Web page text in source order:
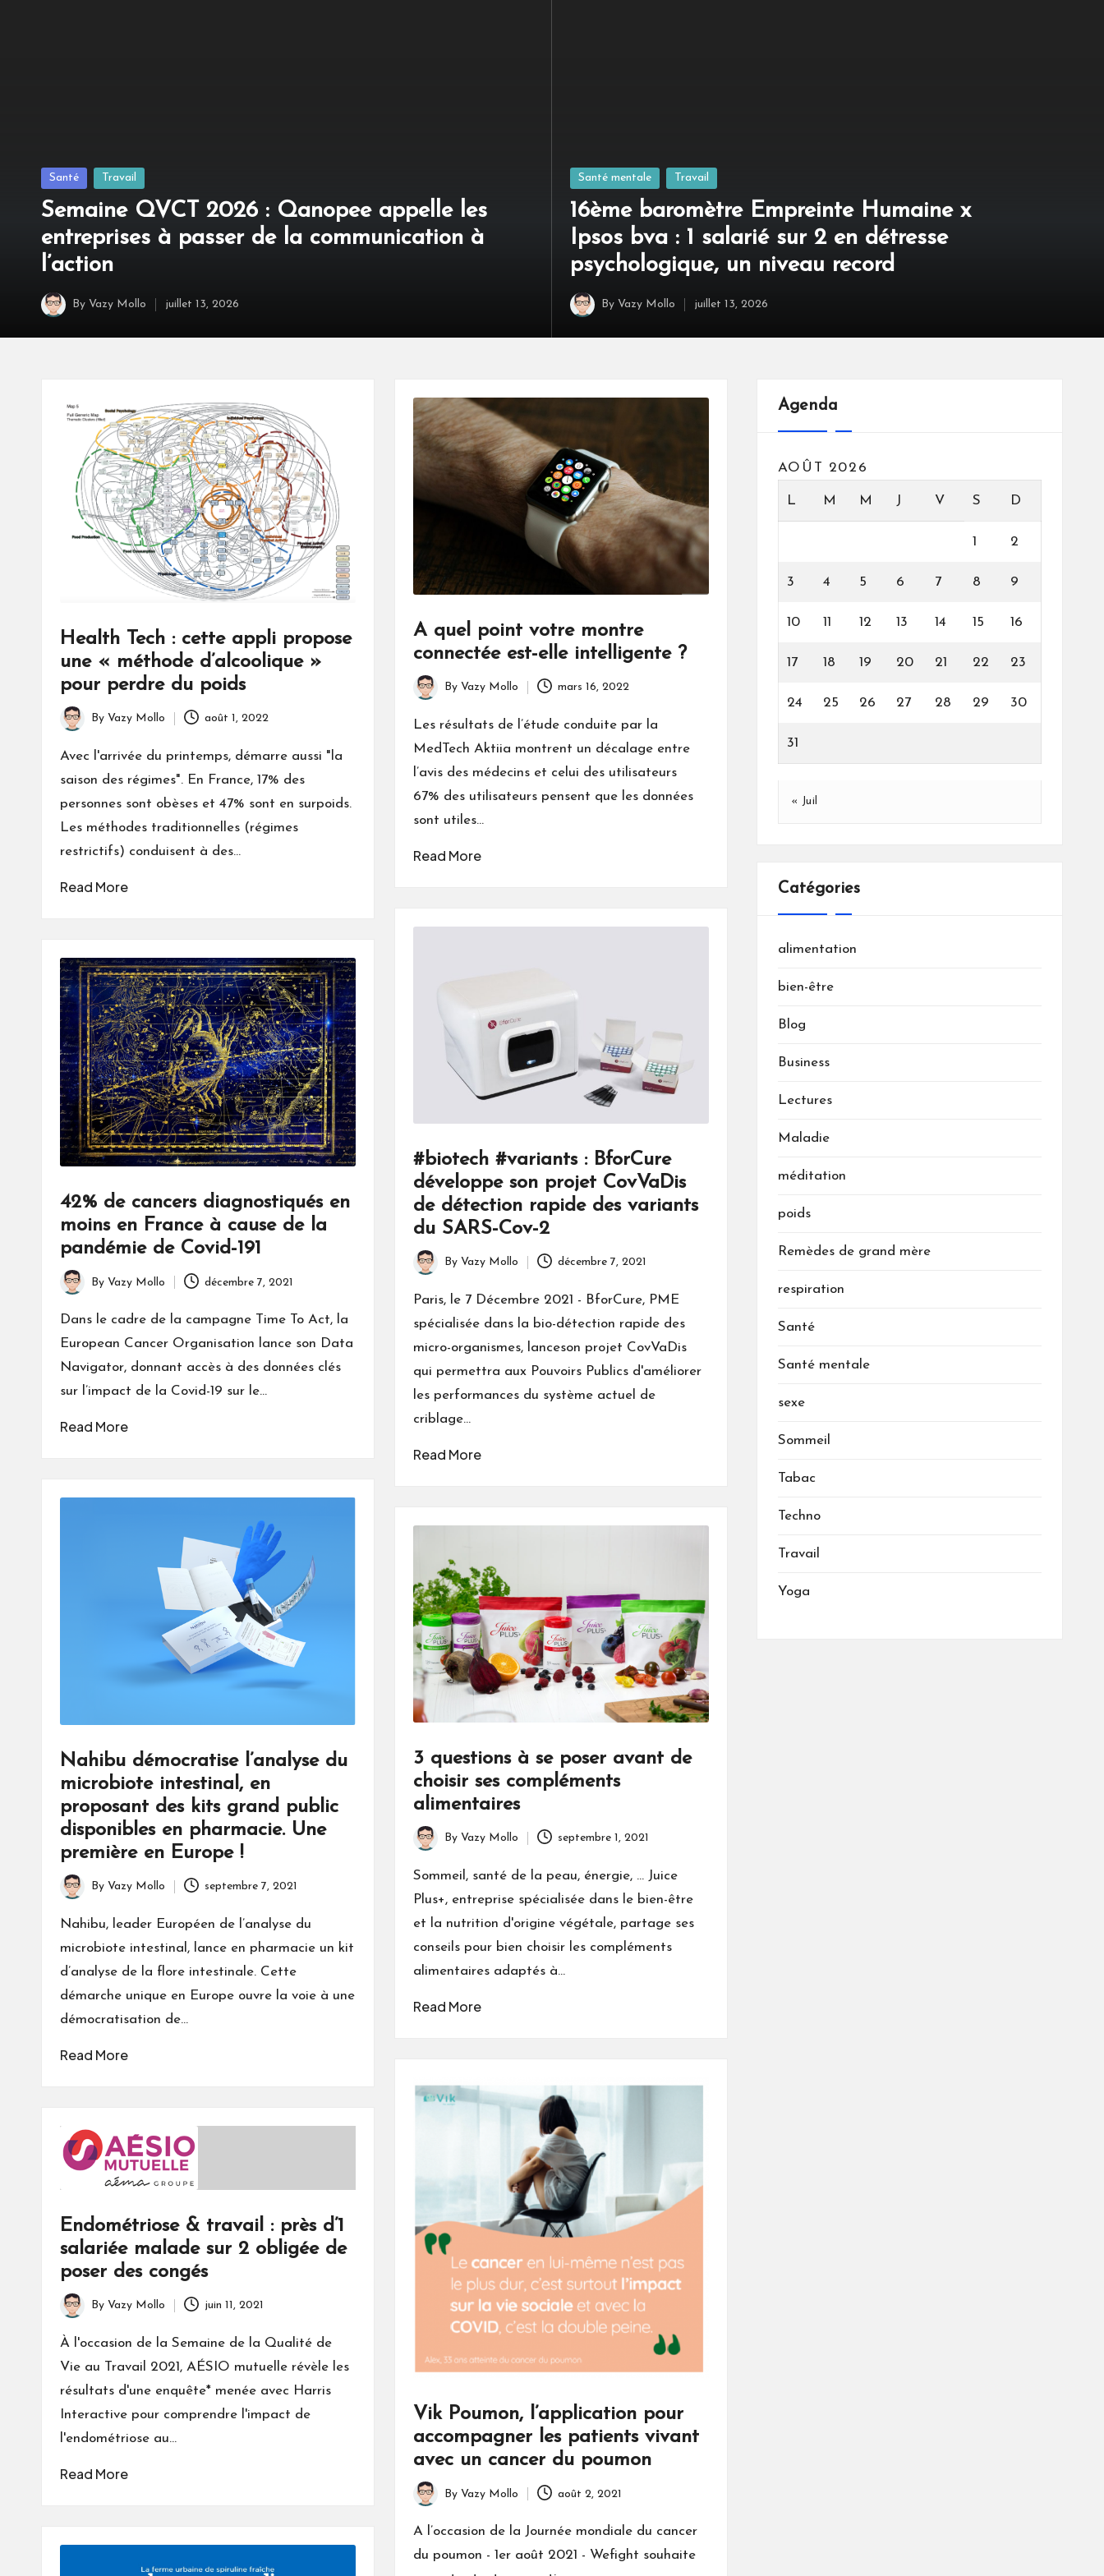
Posted
Santé Travail
Semaine QVCT 2026 : Qanopee appelle les
entreprises à passer de la communication à
l’action
Posted
By Vazy Mollo juillet 13, 2026
Posted
Santé mentale Travail
16ème baromètre Empreinte Humaine x
Ipsos bva : 1 salarié sur 2 en détresse
psychologique, un niveau record
Posted
By Vazy Mollo juillet 13, 2026
Health Tech : cette appli propose
une « méthode d’alcoolique »
pour perdre du poids
Posted
by
By Vazy Mollo août 1, 2022
Avec l'arrivée du printemps, démarre aussi "la
saison des régimes". En France, 17% des
personnes sont obèses et 47% sont en surpoids.
Les méthodes traditionnelles (régimes
restrictifs) conduisent à des…
Read More
A quel point votre montre
connectée est-elle intelligente ?
Posted
by
By Vazy Mollo mars 16, 2022
Les résultats de l’étude conduite par la
MedTech Aktiia montrent un décalage entre
l’avis des médecins et celui des utilisateurs
67% des utilisateurs pensent que les données
sont utiles…
Read More
#biotech #variants : BforCure
développe son projet CovVaDis
de détection rapide des variants
du SARS-Cov-2
Posted
by
By Vazy Mollo décembre 7, 2021
Paris, le 7 Décembre 2021 - BforCure, PME
spécialisée dans la bio-détection rapide des
micro-organismes, lanceson projet CovVaDis
qui permettra aux Pouvoirs Publics d'améliorer
les performances du système actuel de
criblage…
Read More
42% de cancers diagnostiqués en
moins en France à cause de la
pandémie de Covid-191
Posted
by
By Vazy Mollo décembre 7, 2021
Dans le cadre de la campagne Time To Act, la
European Cancer Organisation lance son Data
Navigator, donnant accès à des données clés
sur l’impact de la Covid-19 sur le…
Read More
Nahibu démocratise l’analyse du
microbiote intestinal, en
proposant des kits grand public
disponibles en pharmacie. Une
première en Europe !
Posted
by
By Vazy Mollo septembre 7, 2021
Nahibu, leader Européen de l’analyse du
microbiote intestinal, lance en pharmacie un kit
d’analyse de la flore intestinale. Cette
démarche unique en Europe ouvre la voie à une
démocratisation de…
Read More
3 questions à se poser avant de
choisir ses compléments
alimentaires
Posted
by
By Vazy Mollo septembre 1, 2021
Sommeil, santé de la peau, énergie, ... Juice
Plus+, entreprise spécialisée dans le bien-être
et la nutrition d'origine végétale, partage ses
conseils pour bien choisir les compléments
alimentaires adaptés à…
Read More
Vik Poumon, l’application pour
accompagner les patients vivant
avec un cancer du poumon
Posted
by
By Vazy Mollo août 2, 2021
A l’occasion de la Journée mondiale du cancer
du poumon - 1er août 2021 - Wefight souhaite
Endométriose & travail : près d’1
salariée malade sur 2 obligée de
poser des congés
Posted
by
By Vazy Mollo juin 11, 2021
À l'occasion de la Semaine de la Qualité de
Vie au Travail 2021, AÉSIO mutuelle révèle les
résultats d'une enquête* menée avec Harris
Interactive pour comprendre l'impact de
l'endométriose au…
Read More
Agenda
AOÛT 2026
L M M J V S D
1 2
3 4 5 6 7 8 9
10 11 12 13 14 15 16
17 18 19 20 21 22 23
24 25 26 27 28 29 30
31
« Juil
Catégories
alimentation
bien-être
Blog
Business
Lectures
Maladie
méditation
poids
Remèdes de grand mère
respiration
Santé
Santé mentale
sexe
Sommeil
Tabac
Techno
Travail
Yoga